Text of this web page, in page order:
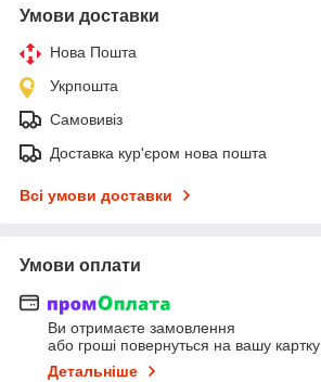
Умови доставки
Нова Пошта
Укрпошта
Самовивіз
Доставка кур'єром нова пошта
Всі умови доставки
Умови оплати
Ви отримаєте замовлення
або гроші повернуться на вашу картку
Детальніше